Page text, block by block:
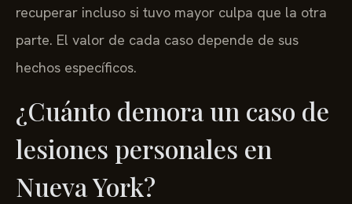
recuperar incluso si tuvo mayor culpa que la otra
parte. El valor de cada caso depende de sus
hechos específicos.
¿Cuánto demora un caso de
lesiones personales en
Nueva York?